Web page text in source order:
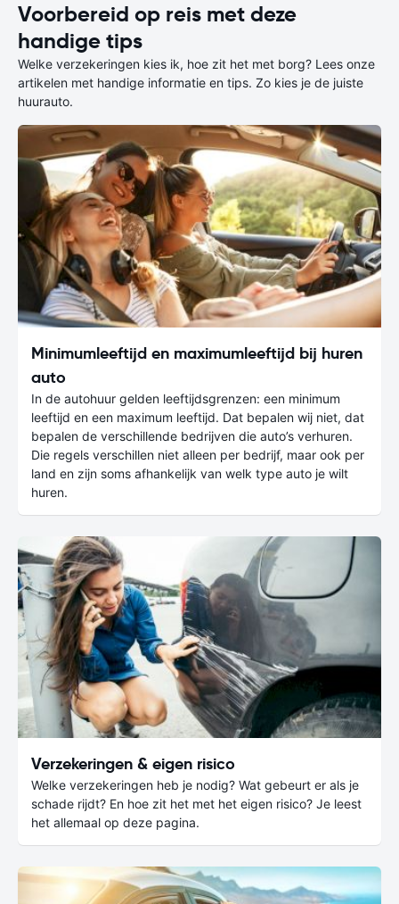
Voorbereid op reis met deze
handige tips
Welke verzekeringen kies ik, hoe zit het met borg? Lees onze
artikelen met handige informatie en tips. Zo kies je de juiste
huurauto.
Minimumleeftijd en maximumleeftijd bij huren
auto
In de autohuur gelden leeftijdsgrenzen: een minimum
leeftijd en een maximum leeftijd. Dat bepalen wij niet, dat
bepalen de verschillende bedrijven die auto’s verhuren.
Die regels verschillen niet alleen per bedrijf, maar ook per
land en zijn soms afhankelijk van welk type auto je wilt
huren.
Verzekeringen & eigen risico
Welke verzekeringen heb je nodig? Wat gebeurt er als je
schade rijdt? En hoe zit het met het eigen risico? Je leest
het allemaal op deze pagina.